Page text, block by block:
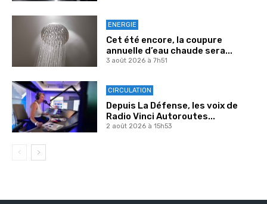
ENERGIE
Cet été encore, la coupure
annuelle d’eau chaude sera...
3 août 2026 à 7h51
CIRCULATION
Depuis La Défense, les voix de
Radio Vinci Autoroutes...
2 août 2026 à 15h53